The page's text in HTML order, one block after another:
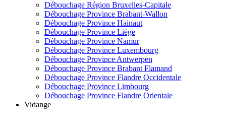
Débouchage Région Bruxelles-Capitale
Débouchage Province Brabant-Wallon
Débouchage Province Hainaut
Débouchage Province Liège
Débouchage Province Namur
Débouchage Province Luxembourg
Débouchage Province Antwerpen
Débouchage Province Brabant Flamand
Débouchage Province Flandre Occidentale
Débouchage Province Limbourg
Débouchage Province Flandre Orientale
Vidange